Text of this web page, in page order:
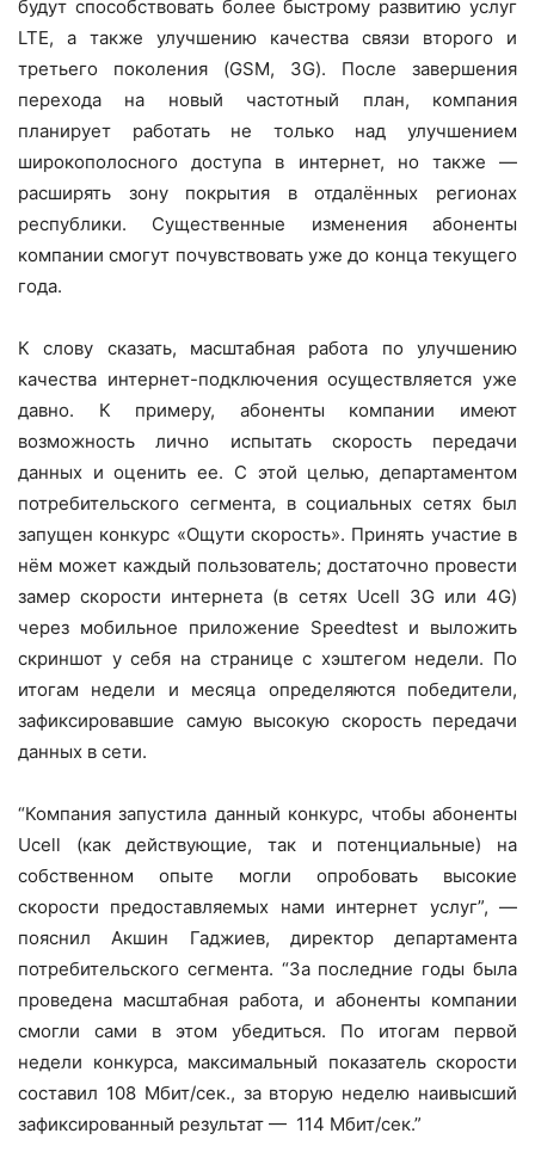
будут способствовать более быстрому развитию услуг
LTE, а также улучшению качества связи второго и
третьего поколения (GSM, 3G). После завершения
перехода на новый частотный план, компания
планирует работать не только над улучшением
широкополосного доступа в интернет, но также —
расширять зону покрытия в отдалённых регионах
республики. Существенные изменения абоненты
компании смогут почувствовать уже до конца текущего
года.
К слову сказать, масштабная работа по улучшению
качества интернет-подключения осуществляется уже
давно. К примеру, абоненты компании имеют
возможность лично испытать скорость передачи
данных и оценить ее. С этой целью, департаментом
потребительского сегмента, в социальных сетях был
запущен конкурс «Ощути скорость». Принять участие в
нём может каждый пользователь; достаточно провести
замер скорости интернета (в сетях Ucell 3G или 4G)
через мобильное приложение Speedtest и выложить
скриншот у себя на странице с хэштегом недели. По
итогам недели и месяца определяются победители,
зафиксировавшие самую высокую скорость передачи
данных в сети.
“Компания запустила данный конкурс, чтобы абоненты
Ucell (как действующие, так и потенциальные) на
собственном опыте могли опробовать высокие
скорости предоставляемых нами интернет услуг”, —
пояснил Акшин Гаджиев, директор департамента
потребительского сегмента. “За последние годы была
проведена масштабная работа, и абоненты компании
смогли сами в этом убедиться. По итогам первой
недели конкурса, максимальный показатель скорости
составил 108 Мбит/сек., за вторую неделю наивысший
зафиксированный результат — 114 Мбит/сек.”